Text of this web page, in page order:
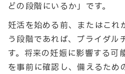
どの段階にいるか」です。
妊活を始める前、またはこれ
う段階であれば、ブライダル
す。将来の妊娠に影響する可
を事前に確認し、備えるため